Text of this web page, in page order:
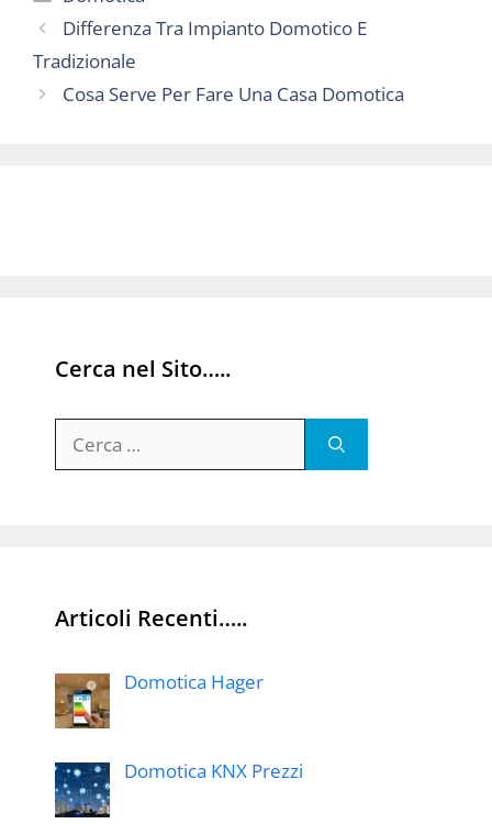
Differenza Tra Impianto Domotico E
Tradizionale
Cosa Serve Per Fare Una Casa Domotica
Cerca nel Sito…..
per:
Articoli Recenti…..
Domotica Hager
Domotica KNX Prezzi